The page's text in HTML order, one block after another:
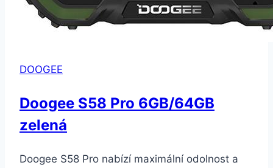
DOOGEE
Doogee S58 Pro 6GB/64GB
zelená
Doogee S58 Pro nabízí maximální odolnost a